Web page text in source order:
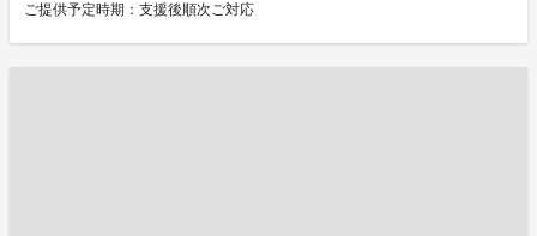
ご提供予定時期：支援後順次ご対応